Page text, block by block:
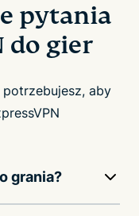
pytania
do gier
aby
grania?